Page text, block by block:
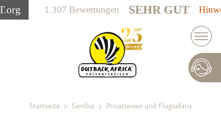
.org 1.307 Bewertungen SEHR GUT
Startseite Sambia Privatreisen und Flugsafaris